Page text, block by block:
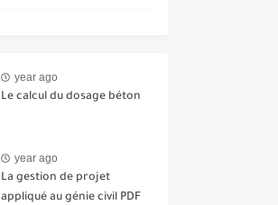
year ago
Le calcul du dosage béton
year ago
La gestion de projet
appliqué au génie civil PDF